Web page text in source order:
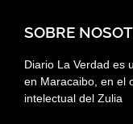
SOBRE
Diario La Verdad es
en Maracaibo, en el
intelectual del Zulia